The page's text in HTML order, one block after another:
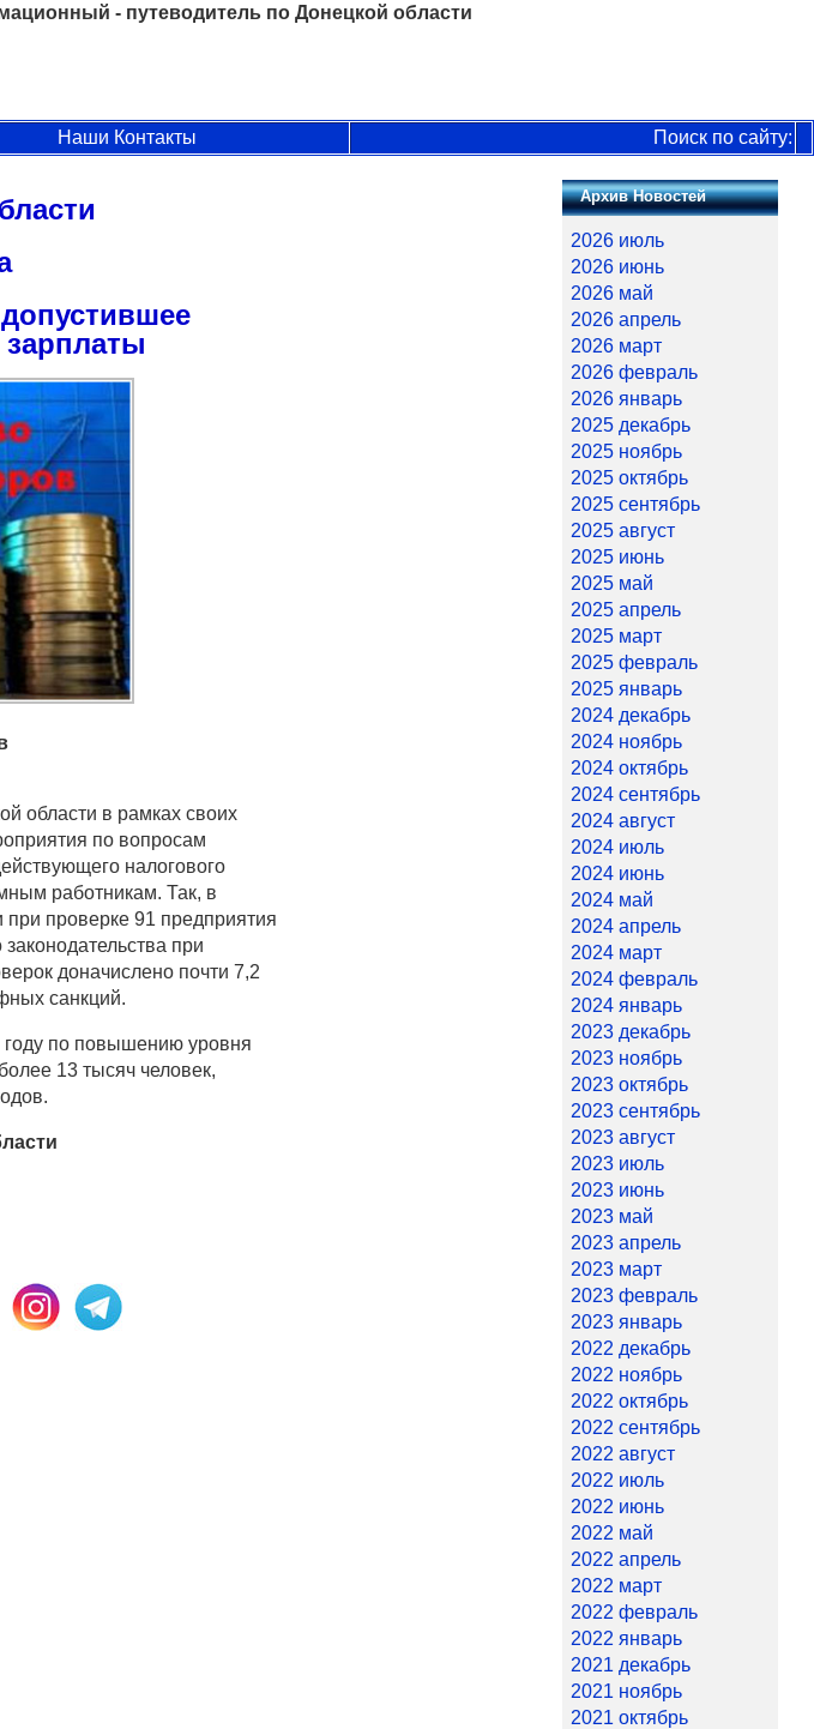
- путеводитель по Донецкой области
Наши Контакты Поиск по сайту:
области в рамках своих
по вопросам
налогового
работникам. Так, в
проверке 91 предприятия
при
доначислено почти 7,2
санкций.
году по повышению уровня
13 тысяч человек,
Архив Новостей
2026 июль
2026 июнь
2026 май
2026 апрель
2026 март
2026 февраль
2026 январь
2025 декабрь
2025 ноябрь
2025 октябрь
2025 сентябрь
2025 август
2025 июнь
2025 май
2025 апрель
2025 март
2025 февраль
2025 январь
2024 декабрь
2024 ноябрь
2024 октябрь
2024 сентябрь
2024 август
2024 июль
2024 июнь
2024 май
2024 апрель
2024 март
2024 февраль
2024 январь
2023 декабрь
2023 ноябрь
2023 октябрь
2023 сентябрь
2023 август
2023 июль
2023 июнь
2023 май
2023 апрель
2023 март
2023 февраль
2023 январь
2022 декабрь
2022 ноябрь
2022 октябрь
2022 сентябрь
2022 август
2022 июль
2022 июнь
2022 май
2022 апрель
2022 март
2022 февраль
2022 январь
2021 декабрь
2021 ноябрь
2021 октябрь